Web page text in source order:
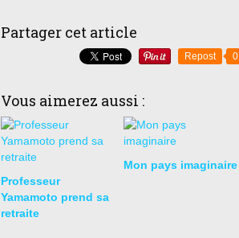
Partager cet article
Repost 0
Vous aimerez aussi :
Professeur
Yamamoto prend sa
retraite
Mon pays imaginaire